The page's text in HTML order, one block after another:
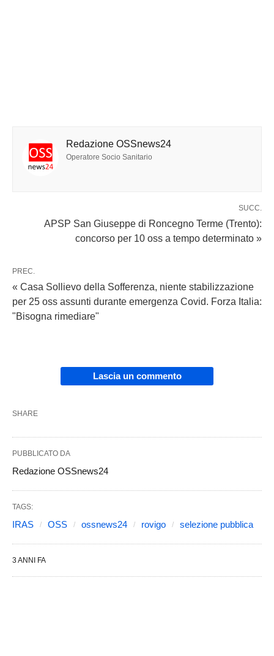
Redazione OSSnews24
Operatore Socio Sanitario
SUCC.
APSP San Giuseppe di Roncegno Terme (Trento):
concorso per 10 oss a tempo determinato »
PREC.
« Casa Sollievo della Sofferenza, niente stabilizzazione
per 25 oss assunti durante emergenza Covid. Forza Italia:
"Bisogna rimediare"
Lascia un commento
SHARE
PUBBLICATO DA
Redazione OSSnews24
TAGS:
IRAS OSS ossnews24 rovigo selezione pubblica
3 ANNI FA